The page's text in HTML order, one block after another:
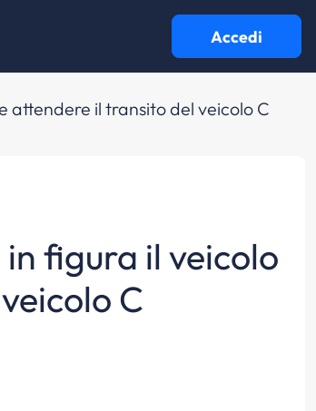
Accedi
attendere il transito del veicolo C
figura il veicolo
C